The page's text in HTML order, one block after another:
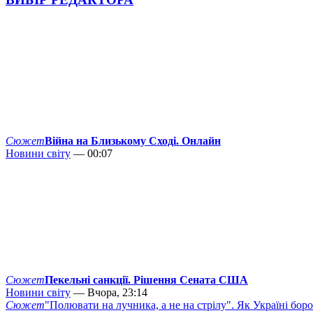
СюжетВійна на Близькому Сході. Онлайн
Новини світу — 00:07
СюжетПекельні санкції. Рішення Сената США
Новини світу — Вчора, 23:14
Сюжет"Полювати на лучника, а не на стрілу". Як Україні